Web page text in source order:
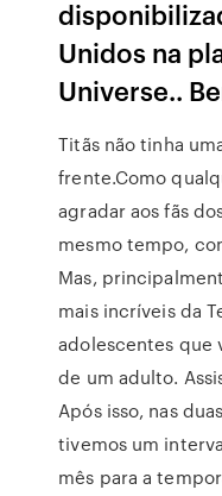
Unidos na
Universe..
Titãs não tinha
frente.Como
agradar aos fãs
mesmo tempo,
Mas,
mais incríveis da
adolescentes que
de um adulto.
Após isso, nas
tivemos um
mês para a